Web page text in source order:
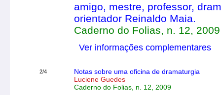
amigo, mestre, professor,
orientador Reinaldo Maia.
Caderno do Folias, n. 12, 2009
Ver informações complementares
2/4
Notas sobre uma oficina de dramaturgia
Luciene Guedes
Caderno do Folias, n. 12, 2009